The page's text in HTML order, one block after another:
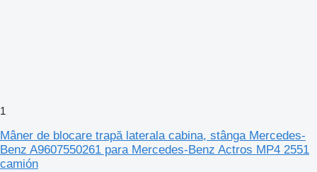
1
Mâner de blocare trapă laterala cabina, stânga Mercedes-
Benz A9607550261 para Mercedes-Benz Actros MP4 2551
camión